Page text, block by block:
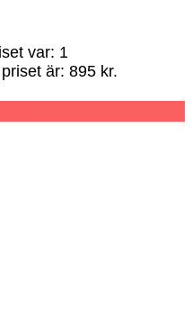
var: 1
är: 895 kr.